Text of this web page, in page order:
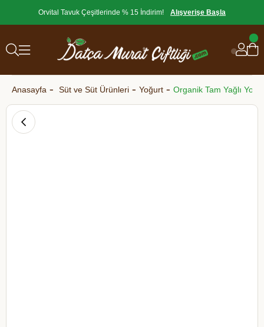
Orvital Tavuk Çeşitlerinde % 15 İndirim! Alışverişe Başla
Anasayfa Süt ve Süt Ürünleri Yoğurt Organik Tam Yağlı